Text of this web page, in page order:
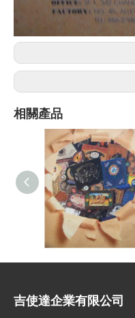
相關產品
書P1260829
吉使達企業有限公司